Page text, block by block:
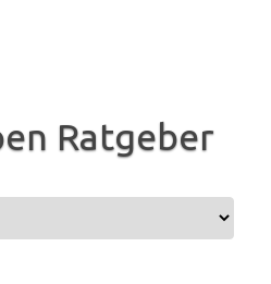
Ratgeber